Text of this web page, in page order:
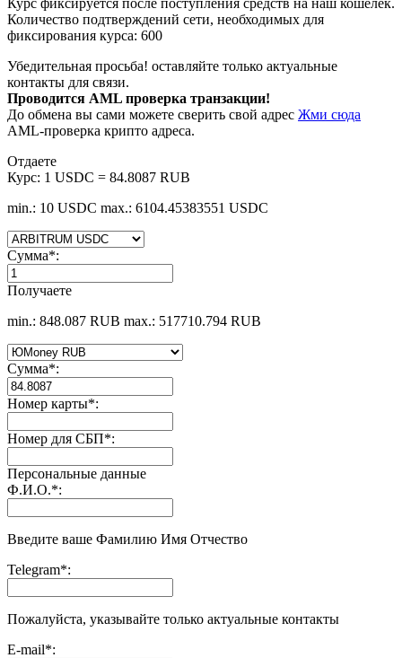
Количество подтверждений сети, необходимых для
фиксирования курса: 600
Убедительная просьба! оставляйте только актуальные
контакты для связи.
Проводится AML проверка транзакции!
До обмена вы сами можете сверить свой адрес Жми сюда
AML-проверка крипто адреса.
Отдаете
Курс: 1 USDC = 84.8087 RUB
min.: 10 USDC max.: 6104.45383551 USDC
Сумма*:
Получаете
min.: 848.087 RUB max.: 517710.794 RUB
Сумма*:
Номер карты*:
Номер для СБП*:
Персональные данные
Ф.И.О.*:
Введите ваше Фамилию Имя Отчество
Telegram*:
Пожалуйста, указывайте только актуальные контакты
E-mail*: